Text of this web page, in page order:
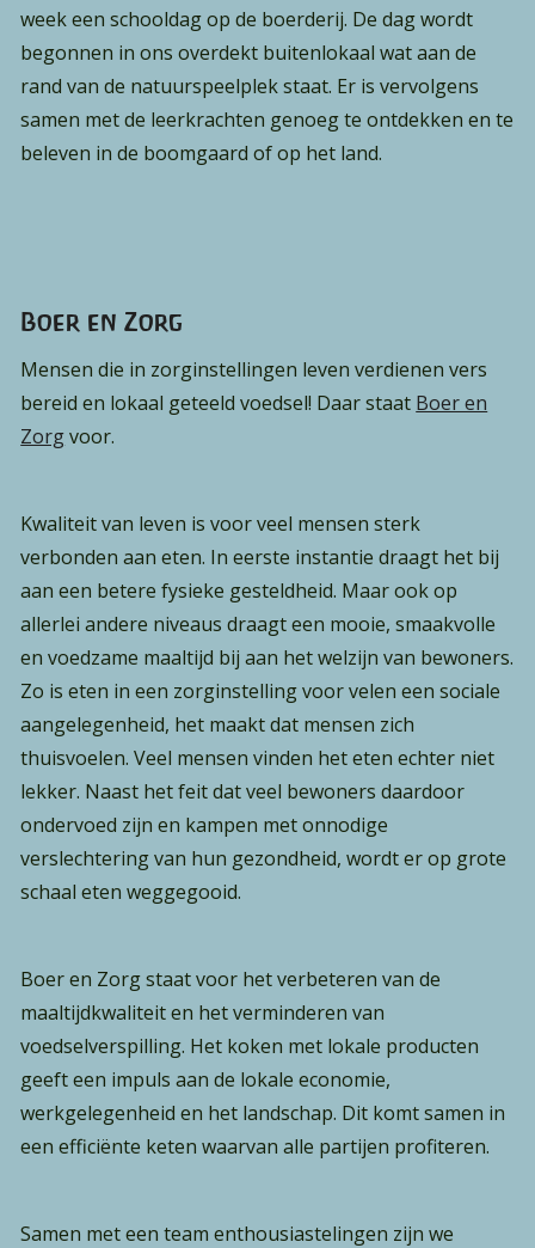
week een schooldag op de boerderij. De dag wordt
begonnen in ons overdekt buitenlokaal wat aan de
rand van de natuurspeelplek staat. Er is vervolgens
samen met de leerkrachten genoeg te ontdekken en te
beleven in de boomgaard of op het land.
Boer en Zorg
Mensen die in zorginstellingen leven verdienen vers
bereid en lokaal geteeld voedsel! Daar staat Boer en
Zorgvoor.
Kwaliteit van leven is voor veel mensen sterk
verbonden aan eten. In eerste instantie draagt het bij
aan een betere fysieke gesteldheid. Maar ook op
allerlei andere niveaus draagt een mooie, smaakvolle
en voedzame maaltijd bij aan het welzijn van bewoners.
Zo is eten in een zorginstelling voor velen een sociale
aangelegenheid, het maakt dat mensen zich
thuisvoelen. Veel mensen vinden het eten echter niet
lekker. Naast het feit dat veel bewoners daardoor
ondervoed zijn en kampen met onnodige
verslechtering van hun gezondheid, wordt er op grote
schaal eten weggegooid.
Boer en Zorg staat voor het verbeteren van de
maaltijdkwaliteit en het verminderen van
voedselverspilling. Het koken met lokale producten
geeft een impuls aan de lokale economie,
werkgelegenheid en het landschap. Dit komt samen in
een efficiënte keten waarvan alle partijen profiteren.
Samen met een team enthousiastelingen zijn we